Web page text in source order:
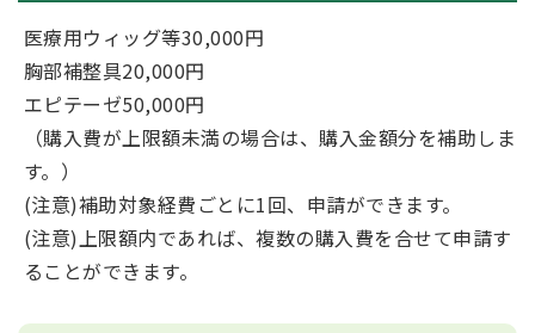
医療用ウィッグ等30,000円
胸部補整具20,000円
エピテーゼ50,000円
（購入費が上限額未満の場合は、購入金額分を補助しま
す。）
(注意)補助対象経費ごとに1回、申請ができます。
(注意)上限額内であれば、複数の購入費を合せて申請す
ることができます。